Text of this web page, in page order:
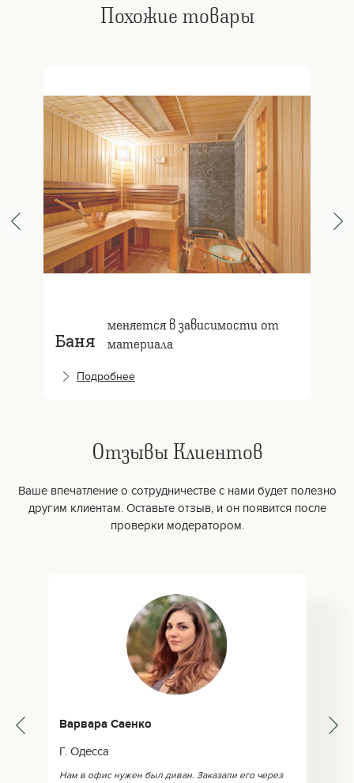
Похожие товары
Баня
меняется в зависимости от
материала
Подробнее
Отзывы Клиентов
Ваше впечатление о сотрудничестве с нами будет полезно
другим клиентам. Оставьте отзыв, и он появится после
проверки модератором.
Варвара Саенко
Г. Одесса
Нам в офис нужен был диван. Заказали его через